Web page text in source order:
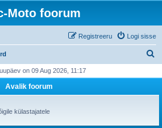
Moto foorum
Logi sisse
Registreeru
i
on 09 Aug 2026, 11:17
Avalik foorum
külastajatele